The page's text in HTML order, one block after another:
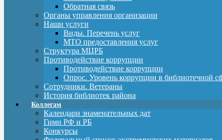
Обратная связь
Органы управления организации
Наши услуги
Виды. Перечень услуг
МТО предоставления услуг
Структура МЦРБ
Противодействие коррупции
Противодействие коррупции
Опрос. Уровень коррупции в библиотечной
Сотрудники. Ветераны
История библиотек района
Коллегам
Календари знаменательных дат
Гимн РФ и РБ
Конкурсы